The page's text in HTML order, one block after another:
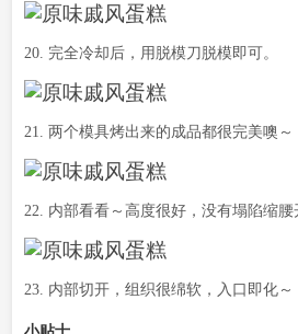
20. 完全冷却后，用脱模刀脱模即可。
21. 两个模具烤出来的成品都很完美噢～
22. 内部看看～高度很好，没有塌陷缩腰
23. 内部切开，组织很绵软，入口即化～